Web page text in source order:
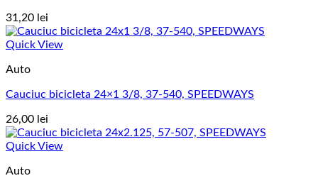
31,20 lei
Quick View
Auto
Cauciuc bicicleta 24×1 3/8, 37-540, SPEEDWAYS
26,00 lei
Quick View
Auto